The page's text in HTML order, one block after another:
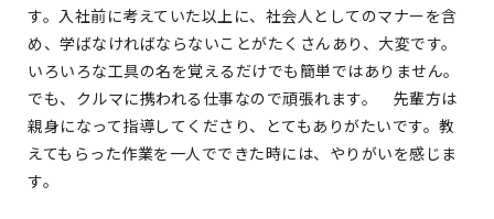
す。入社前に考えていた以上に、社会人としてのマナーを含
め、学ばなければならないことがたくさんあり、大変です。
いろいろな工具の名を覚えるだけでも簡単ではありません。
でも、クルマに携われる仕事なので頑張れます。 先輩方は
親身になって指導してくださり、とてもありがたいです。教
えてもらった作業を一人でできた時には、やりがいを感じま
す。